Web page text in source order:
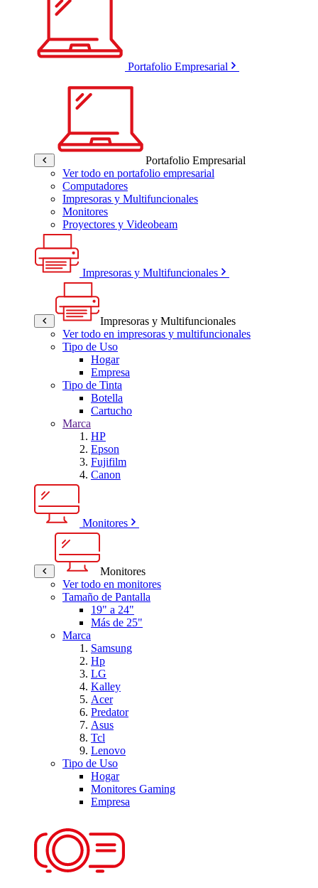
Portafolio Empresarial
Portafolio Empresarial
Ver todo en portafolio empresarial
Computadores
Impresoras y Multifuncionales
Monitores
Proyectores y Videobeam
Impresoras y Multifuncionales
Impresoras y Multifuncionales
Ver todo en impresoras y multifuncionales
Tipo de Uso
Hogar
Empresa
Tipo de Tinta
Botella
Cartucho
Marca
HP
Epson
Fujifilm
Canon
Monitores
Monitores
Ver todo en monitores
Tamaño de Pantalla
19" a 24"
Más de 25"
Marca
Samsung
Hp
LG
Kalley
Acer
Predator
Asus
Tcl
Lenovo
Tipo de Uso
Hogar
Monitores Gaming
Empresa